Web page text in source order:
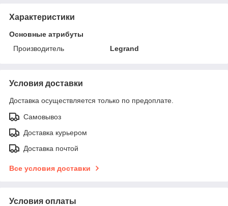
Характеристики
Основные атрибуты
Производитель
Legrand
Условия доставки
Доставка осуществляется только по предоплате.
Самовывоз
Доставка курьером
Доставка почтой
Все условия доставки
Условия оплаты